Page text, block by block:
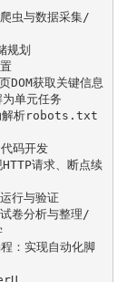
虫与数据采集/
规划
获取关键信息
单元任务
解析robots.txt
码开发
请求、断点续
行与验证
卷分析与整理/